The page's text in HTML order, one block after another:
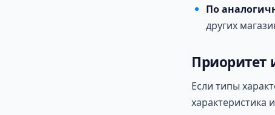
По
других
Приоритет
Если типы
характеристика